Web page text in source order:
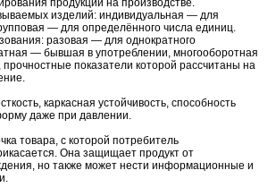
продукции на производстве.
изделий: индивидуальная — для
— для определённого числа единиц.
разовая — для однократного
— бывшая в употреблении, многооборотная
показатели которой рассчитаны на
каркасная устойчивость, способность
даже при давлении.
товара, с которой потребитель
Она защищает продукт от
но также может нести информационные и